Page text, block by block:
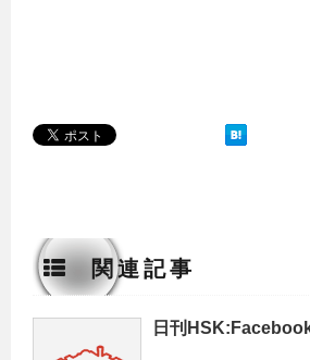
関連記事
日刊